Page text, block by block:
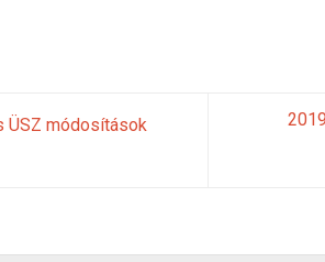
ÜSZ módosítások